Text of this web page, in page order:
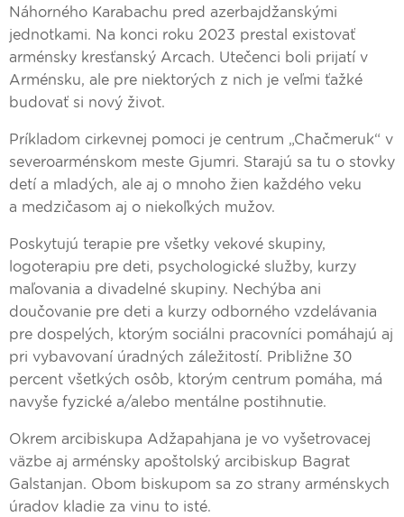
Náhorného Karabachu pred azerbajdžanskými
jednotkami. Na konci roku 2023 prestal existovať
arménsky kresťanský Arcach. Utečenci boli prijatí v
Arménsku, ale pre niektorých z nich je veľmi ťažké
budovať si nový život.
Príkladom cirkevnej pomoci je centrum „Chačmeruk“ v
severoarménskom meste Gjumri. Starajú sa tu o stovky
detí a mladých, ale aj o mnoho žien každého veku
a medzičasom aj o niekoľkých mužov.
Poskytujú terapie pre všetky vekové skupiny,
logoterapiu pre deti, psychologické služby, kurzy
maľovania a divadelné skupiny. Nechýba ani
doučovanie pre deti a kurzy odborného vzdelávania
pre dospelých, ktorým sociálni pracovníci pomáhajú aj
pri vybavovaní úradných záležitostí. Približne 30
percent všetkých osôb, ktorým centrum pomáha, má
navyše fyzické a/alebo mentálne postihnutie.
Okrem arcibiskupa Adžapahjana je vo vyšetrovacej
väzbe aj arménsky apoštolský arcibiskup Bagrat
Galstanjan. Obom biskupom sa zo strany arménskych
úradov kladie za vinu to isté.